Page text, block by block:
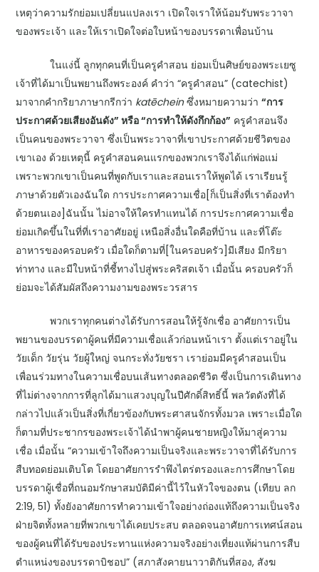
เหตุว่าความรักย่อมเปลี่ยนแปลงเรา เปิดใจเราให้น้อมรับพระวาจา
ของพระเจ้า และให้เราเปิดใจต่อใบหน้าของบรรดาเพื่อนบ้าน
ในแง่นี้ ลูกทุกคนที่เป็นครูคำสอน ย่อมเป็นศิษย์ของพระเยซู
เจ้าที่ได้มาเป็นพยานถึงพระองค์ คำว่า “ครูคำสอน” (catechist)
มาจากคำกริยาภาษากรีกว่า katēcheinซึ่งหมายความว่า“การ
ประกาศด้วยเสียงอันดัง” หรือ “การทำให้ดังกึกก้อง” ครูคำสอนจึง
เป็นคนของพระวาจา ซึ่งเป็นพระวาจาที่เขาประกาศด้วยชีวิตของ
เขาเอง ด้วยเหตุนี้ ครูคำสอนคนแรกของพวกเราจึงได้แก่พ่อแม่
เพราะพวกเขาเป็นคนที่พูดกับเราและสอนเราให้พูดได้ เราเรียนรู้
ภาษาด้วยตัวเองฉันใด การประกาศความเชื่อ[ก็เป็นสิ่งที่เราต้องทำ
ด้วยตนเอง]ฉันนั้น ไม่อาจให้ใครทำแทนได้ การประกาศความเชื่อ
ย่อมเกิดขึ้นในที่ที่เราอาศัยอยู่ เหนือสิ่งอื่นใดคือที่บ้าน และที่โต๊ะ
อาหารของครอบครัว เมื่อใดก็ตามที่[ในครอบครัว]มีเสียง มีกริยา
ท่าทาง และมีใบหน้าที่ชี้ทางไปสู่พระคริสตเจ้า เมื่อนั้น ครอบครัวก็
ย่อมจะได้สัมผัสถึงความงามของพระวรสาร
พวกเราทุกคนต่างได้รับการสอนให้รู้จักเชื่อ อาศัยการเป็น
พยานของบรรดาผู้คนที่มีความเชื่อแล้วก่อนหน้าเรา ตั้งแต่เราอยู่ใน
วัยเด็ก วัยรุ่น วัยผู้ใหญ่ จนกระทั่งวัยชรา เราย่อมมีครูคำสอนเป็น
เพื่อนร่วมทางในความเชื่อบนเส้นทางตลอดชีวิต ซึ่งเป็นการเดินทาง
ที่ไม่ต่างจากการที่ลูกได้มาแสวงบุญในปีศักดิ์สิทธิ์นี้ พลวัตดังที่ได้
กล่าวไปแล้วเป็นสิ่งที่เกี่ยวข้องกับพระศาสนจักรทั้งมวล เพราะเมื่อใด
ก็ตามที่ประชากรของพระเจ้าได้นำพาผู้คนชายหญิงให้มาสู่ความ
เชื่อ เมื่อนั้น “ความเข้าใจถึงความเป็นจริงและพระวาจาที่ได้รับการ
สืบทอดย่อมเติบโต โดยอาศัยการรำพึงไตร่ตรองและการศึกษาโดย
บรรดาผู้เชื่อที่ถนอมรักษาสมบัติมีค่านี้ไว้ในหัวใจของตน (เทียบ ลก
2:19, 51) ทั้งยังอาศัยการทำความเข้าใจอย่างถ่องแท้ถึงความเป็นจริง
ฝ่ายจิตทั้งหลายที่พวกเขาได้เคยประสบ ตลอดจนอาศัยการเทศน์สอน
ของผู้คนที่ได้รับของประทานแห่งความจริงอย่างเที่ยงแท้ผ่านการสืบ
ตำแหน่งของบรรดาบิชอป” (สภาสังคายนาวาติกันที่สอง, สังฆ